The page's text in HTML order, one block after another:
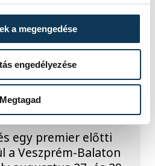
a megengedése
engedélyezése
Megtagad
CIKKEK
a
egy premier előtti
a Veszprém-Balaton